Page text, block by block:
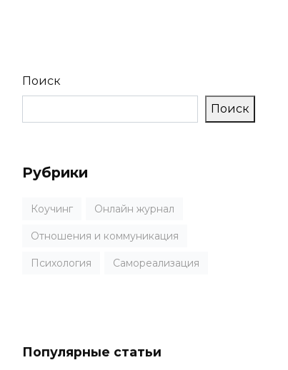
Поиск
Поиск
Рубрики
Коучинг Онлайн журнал
Отношения и коммуникация
Психология Самореализация
Популярные статьи